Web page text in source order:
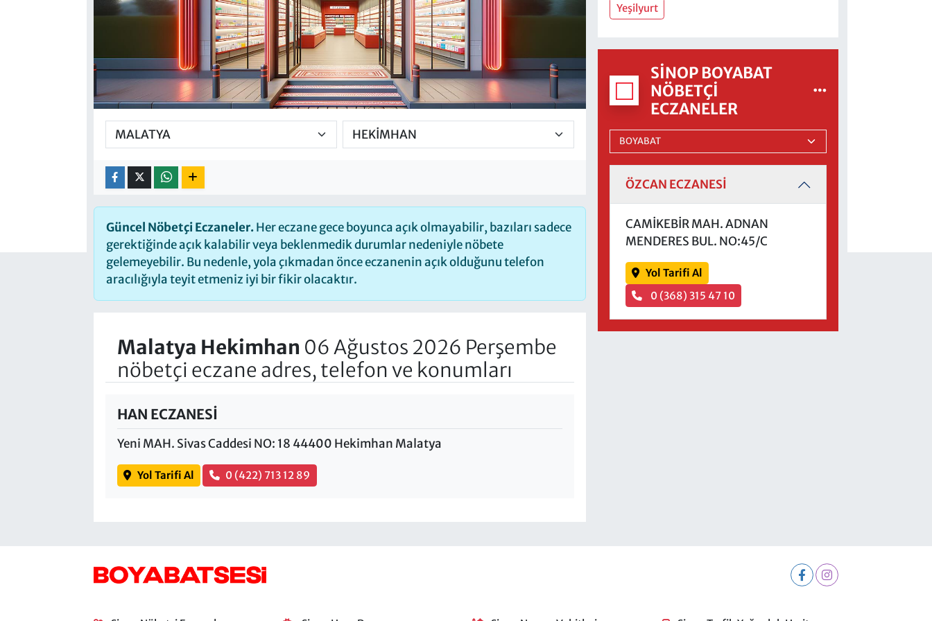
Güncel Nöbetçi Eczaneler.Her eczane gece boyunca açık olmayabilir, bazıları sadece
gerektiğinde açık kalabilir veya beklenmedik durumlar nedeniyle nöbete
gelemeyebilir. Bu nedenle, yola çıkmadan önce eczanenin açık olduğunu telefon
aracılığıyla teyit etmeniz iyi bir fikir olacaktır.
Malatya Hekimhan 06 Ağustos 2026 Perşembe
nöbetçi eczane adres, telefon ve konumları
HAN ECZANESİ
Yeni MAH. Sivas Caddesi NO: 18 44400 Hekimhan Malatya
Yol Tarifi Al 0 (422) 713 12 89
Yeşilyurt
SINOP BOYABAT
NÖBETÇI
ECZANELER
ÖZCAN ECZANESİ
CAMİKEBİR MAH. ADNAN
MENDERES BUL. NO:45/C
Yol Tarifi Al
0 (368) 315 47 10